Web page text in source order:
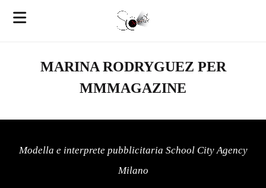
MARINA RODRYGUEZ PER
MMMAGAZINE
Modella e interprete pubblicitaria School City Agency
Milano